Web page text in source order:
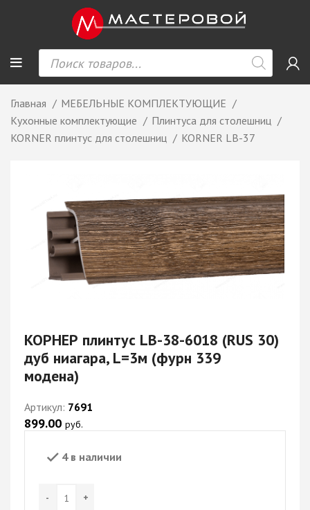
Главная
МЕБЕЛЬНЫЕ КОМПЛЕКТУЮЩИЕ
Кухонные комплектующие
Плинтуса для столешниц
KORNER плинтус для столешниц
KORNER LB-37
КОРНЕР плинтус LB-38-6018 (RUS 30)
дуб ниагара, L=3м (фурн 339
модена)
Артикул: 7691
899.00 руб.
4 в наличии